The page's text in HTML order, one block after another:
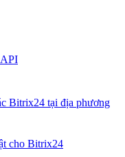
Bitrix24 tại địa phương
cho Bitrix24